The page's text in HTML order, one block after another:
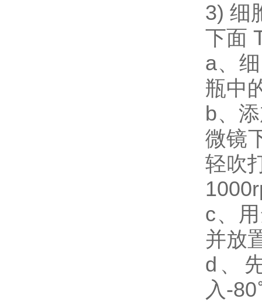
3) 细
下面
a、
瓶中
b、
微镜
轻吹
c、
并放
d、
入-